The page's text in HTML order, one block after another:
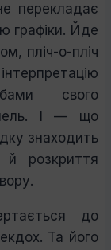
перекладає
графіки. Йде
пліч-о-пліч
свого
І — що
знаходить
й розкриття
до
Та його